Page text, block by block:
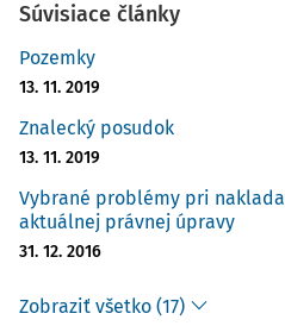
Súvisiace články
Pozemky
13. 11. 2019
Znalecký posudok
13. 11. 2019
Vybrané problémy pri
aktuálnej právnej úpravy
31. 12. 2016
Zobraziť všetko (17)